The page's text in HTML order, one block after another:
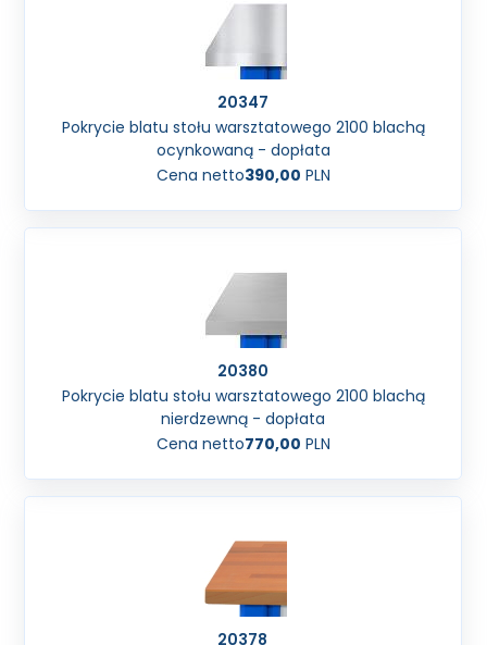
20347
Pokrycie blatu stołu warsztatowego 2100 blachą
ocynkowaną - dopłata
Cena netto390,00 PLN
20380
Pokrycie blatu stołu warsztatowego 2100 blachą
nierdzewną - dopłata
Cena netto770,00 PLN
20378